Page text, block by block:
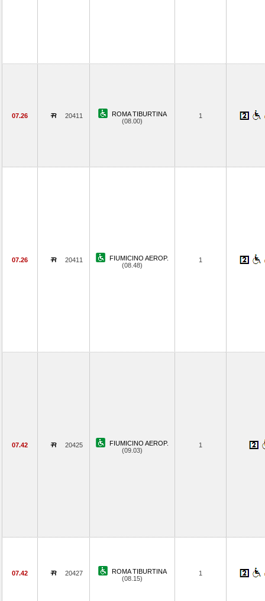
07.26 20411
ROMA TIBURTINA
(08.00)
1
07.26 20411
FIUMICINO AEROP.
(08.48)
1
07.42 20425
FIUMICINO AEROP.
(09.03)
1
07.42 20427
ROMA TIBURTINA
(08.15)
1